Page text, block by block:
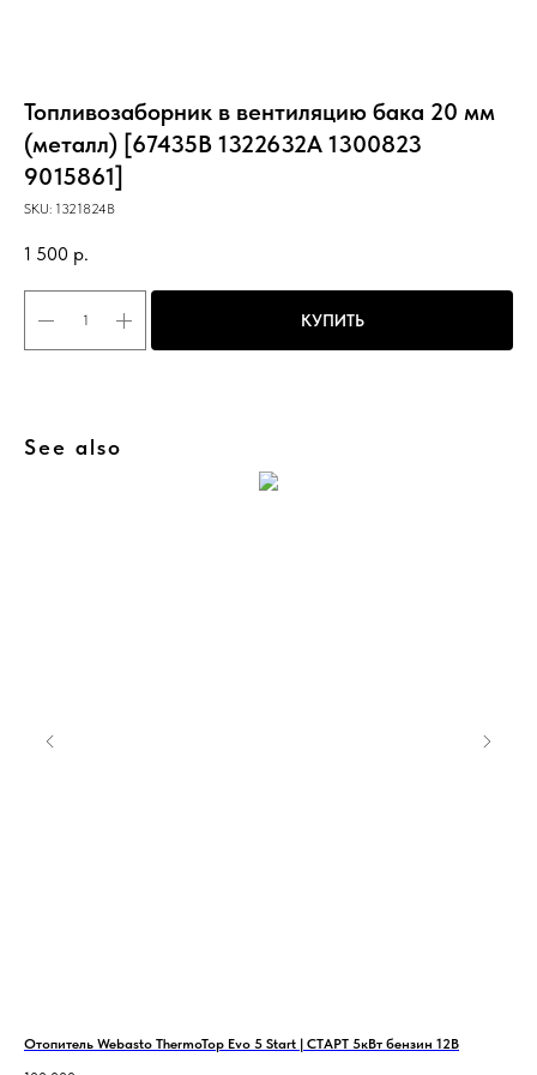
Топливозаборник в вентиляцию бака 20 мм
(металл) [67435B 1322632A 1300823
9015861]
SKU: 1321824B
1 500 р.
КУПИТЬ
See also
Отопитель Webasto ThermoTop Evo 5 Start | СТАРТ 5кВт бензин 12В